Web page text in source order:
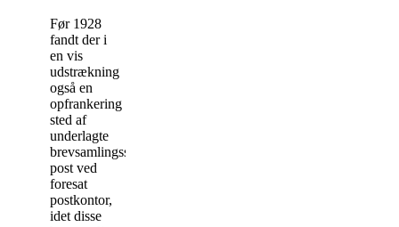
Før 1928
fandt der i
en vis
udstrækning
også en
opfrankering
sted af
underlagte
brevsamlingssteders
post ved
foresat
postkontor,
idet disse